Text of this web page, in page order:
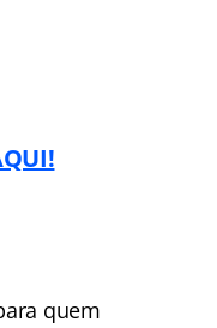
quem